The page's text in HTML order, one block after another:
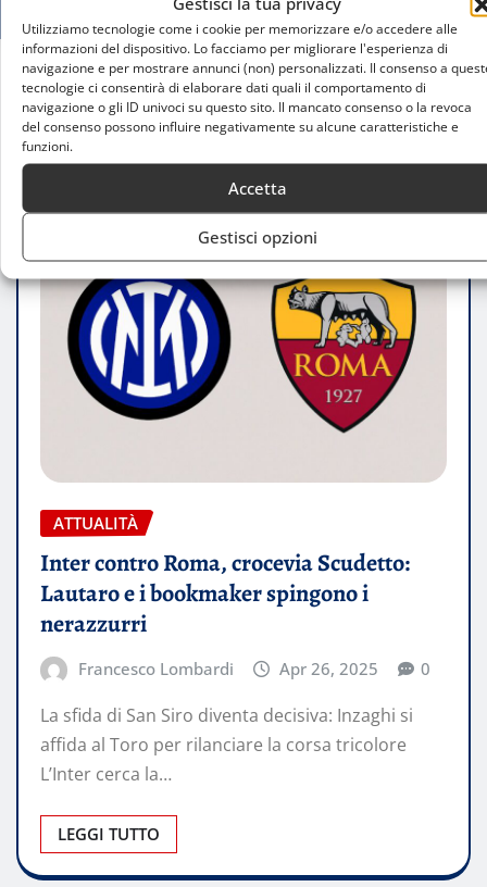
Utilizziamo tecnologie come i cookie per memorizzare e/o accedere alle
informazioni del dispositivo. Lo facciamo per migliorare l'esperienza di
navigazione e per mostrare annunci (non) personalizzati. Il consenso a
tecnologie ci consentirà di elaborare dati quali il comportamento di
navigazione o gli ID univoci su questo sito. Il mancato consenso o la revoca
del consenso possono influire negativamente su alcune caratteristiche e
funzioni.
Accetta
Gestisci opzioni
Home
Inter contro Roma, crocevia Scudetto: Lautaro e i
bookmaker spingono i nerazzurri
ATTUALITÀ
Inter contro Roma, crocevia Scudetto:
Lautaro e i bookmaker spingono i
nerazzurri
Francesco Lombardi Apr 26, 2025 0
La sfida di San Siro diventa decisiva: Inzaghi si
affida al Toro per rilanciare la corsa tricolore
L’Inter cerca la…
LEGGI TUTTO